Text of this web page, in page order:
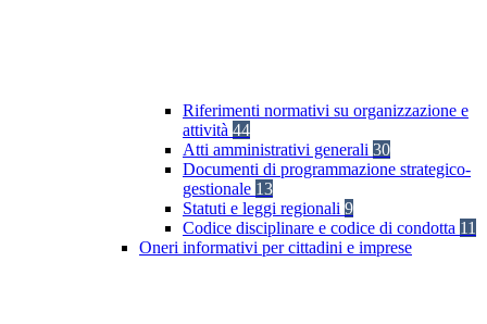
Riferimenti normativi su organizzazione e
attività 44
Atti amministrativi generali 30
Documenti di programmazione strategico-
gestionale 13
Statuti e leggi regionali 9
Codice disciplinare e codice di condotta 11
Oneri informativi per cittadini e imprese